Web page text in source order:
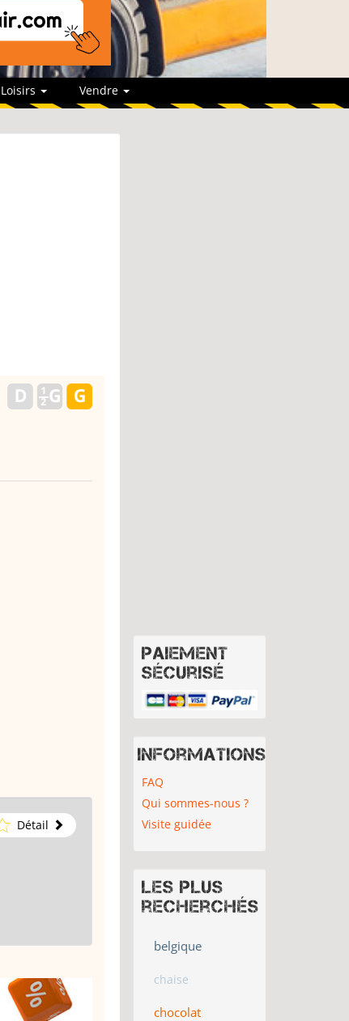
Loisirs Vendre
Détail
Paiement
sécurisé
Informations
FAQ
Qui sommes-nous ?
Visite guidée
Les plus
recherchés
belgique
chaise
chocolat